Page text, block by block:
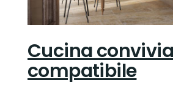
Cucina
compatibile